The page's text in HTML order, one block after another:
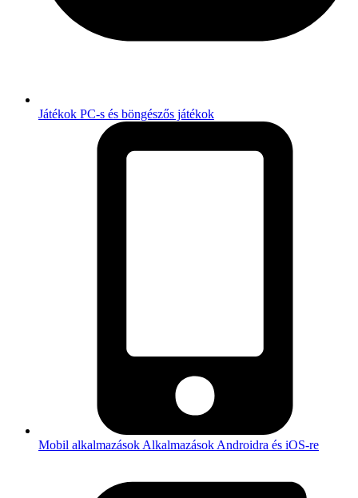
Játékok PC-s és böngészős játékok
Mobil alkalmazások Alkalmazások Androidra és iOS-re